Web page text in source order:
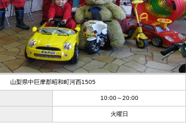
山梨県中巨摩郡昭和町河西1505
10:00～20:00
火曜日